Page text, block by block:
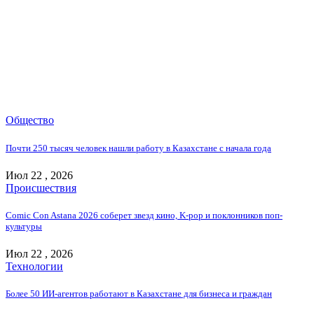
Общество
Почти 250 тысяч человек нашли работу в Казахстане с начала года
Июл 22 , 2026
Происшествия
Comic Con Astana 2026 соберет звезд кино, K-pop и поклонников поп-
культуры
Июл 22 , 2026
Технологии
Более 50 ИИ-агентов работают в Казахстане для бизнеса и граждан